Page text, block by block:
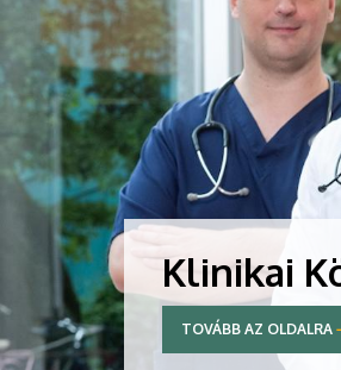
Klinikai
TOVÁBB AZ OLDALRA